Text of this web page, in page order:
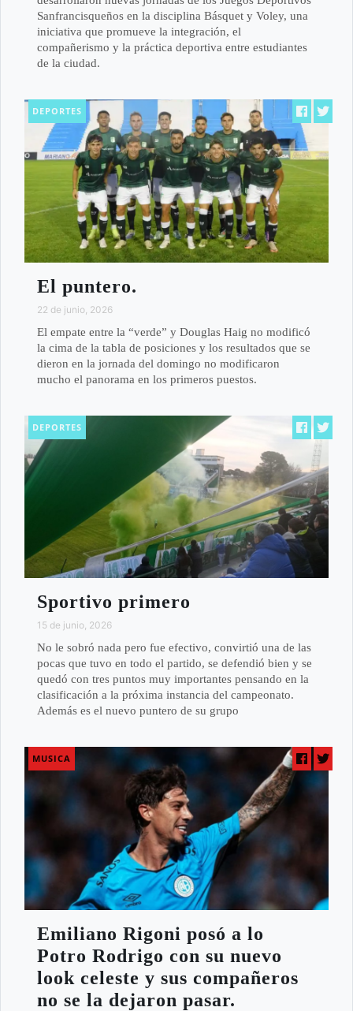
Sanfrancisqueños en la disciplina Básquet y Voley, una
iniciativa que promueve la integración, el
compañerismo y la práctica deportiva entre estudiantes
de la ciudad.
DEPORTES
El puntero.
22 de junio, 2026
El empate entre la “verde” y Douglas Haig no modificó
la cima de la tabla de posiciones y los resultados que se
dieron en la jornada del domingo no modificaron
mucho el panorama en los primeros puestos.
DEPORTES
Sportivo primero
15 de junio, 2026
No le sobró nada pero fue efectivo, convirtió una de las
pocas que tuvo en todo el partido, se defendió bien y se
quedó con tres puntos muy importantes pensando en la
clasificación a la próxima instancia del campeonato.
Además es el nuevo puntero de su grupo
MUSICA
Emiliano Rigoni posó a lo
Potro Rodrigo con su nuevo
look celeste y sus compañeros
no se la dejaron pasar.